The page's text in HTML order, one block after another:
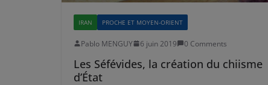
IRAN PROCHE ET MOYEN-ORIENT
Pablo MENGUY 6 juin 2019 0 Comments
Les Séfévides, la création du chiisme
d’État